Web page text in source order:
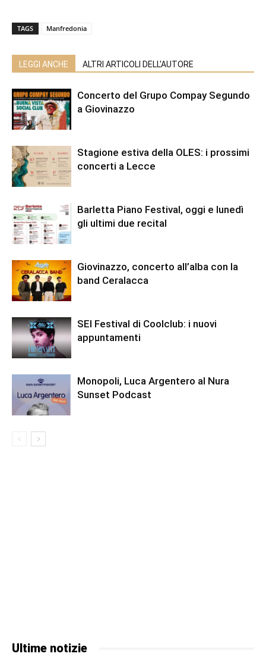
TAGS Manfredonia
LEGGI ANCHE ALTRI ARTICOLI DELL'AUTORE
Concerto del Grupo Compay Segundo
a Giovinazzo
Stagione estiva della OLES: i prossimi
concerti a Lecce
Barletta Piano Festival, oggi e lunedì
gli ultimi due recital
Giovinazzo, concerto all’alba con la
band Ceralacca
SEI Festival di Coolclub: i nuovi
appuntamenti
Monopoli, Luca Argentero al Nura
Sunset Podcast
Ultime notizie